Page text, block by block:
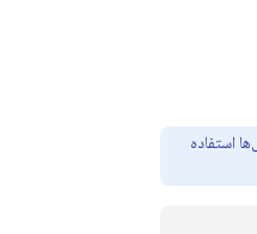
استفاده